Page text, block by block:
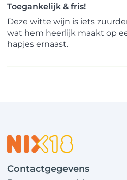
Toegankelijk & fris!
Deze witte wijn is iets
wat hem heerlijk maakt op
hapjes ernaast.
Contactgegevens